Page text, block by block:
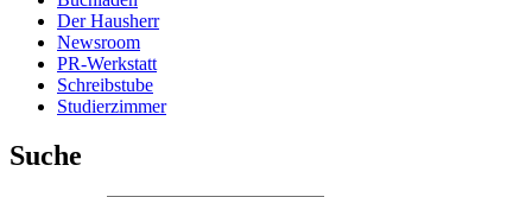
Der Hausherr
Newsroom
PR-Werkstatt
Schreibstube
Studierzimmer
Suche